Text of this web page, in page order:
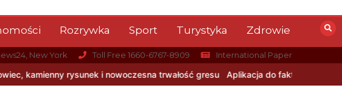
Rozrywka Sport Turystyka Zdrowie
New York Toll Free 1660-6767-8909 International Paper
trwałość gresu Aplikacja do fakturowania terenowego — rozwiązanie dla